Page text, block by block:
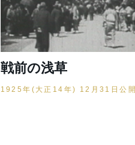
戦前の浅草
1925年(大正14年) 12月31日公開